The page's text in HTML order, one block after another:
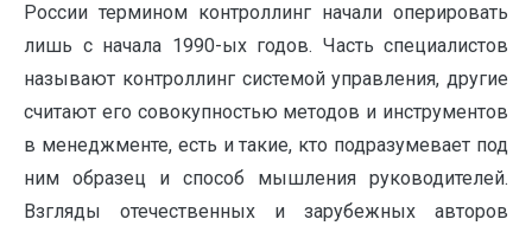
России термином контроллинг начали оперировать
лишь с начала 1990-ых годов. Часть специалистов
называют контроллинг системой управления, другие
считают его совокупностью методов и инструментов
в менеджменте, есть и такие, кто подразумевает под
ним образец и способ мышления руководителей.
Взгляды отечественных и зарубежных авторов